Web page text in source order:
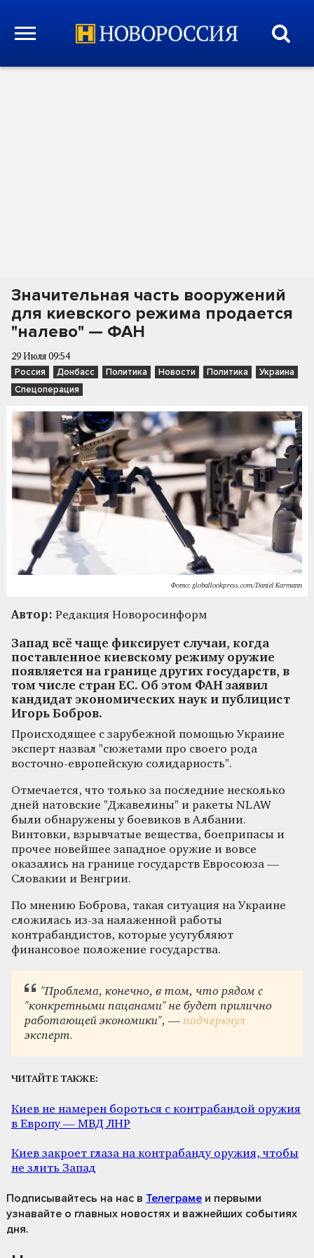
Значительная часть вооружений
для киевского режима продается
"налево" — ФАН
29 Июля 09:54
Россия Донбасс Политика Новости Политика
Украина
Спецоперация
Фото: globallookpress.com/Daniel Karmann
Автор: Редакция Новоросинформ
Запад всё чаще фиксирует случаи, когда
поставленное киевскому режиму оружие
появляется на границе других государств, в
том числе стран ЕС. Об этом ФАН заявил
кандидат экономических наук и публицист
Игорь Бобров.
Происходящее с зарубежной помощью Украине
эксперт назвал "сюжетами про своего рода
восточно-европейскую солидарность".
Отмечается, что только за последние несколько
дней натовские "Джавелины" и ракеты NLAW
были обнаружены у боевиков в Албании.
Винтовки, взрывчатые вещества, боеприпасы и
прочее новейшее западное оружие и вовсе
оказались на границе государств Евросоюза —
Словакии и Венгрии.
По мнению Боброва, такая ситуация на Украине
сложилась из-за налаженной работы
контрабандистов, которые усугубляют
финансовое положение государства.
"Проблема, конечно, в том, что рядом с
"конкретными пацанами" не будет прилично
работающей экономики", — подчеркнул
эксперт.
ЧИТАЙТЕ ТАКЖЕ:
Киев не намерен бороться с контрабандой оружия
в Европу — МВД ЛНР
Киев закроет глаза на контрабанду оружия, чтобы
не злить Запад
Подписывайтесь на нас в Телеграме и первыми
узнавайте о главных новостях и важнейших событиях
дня.